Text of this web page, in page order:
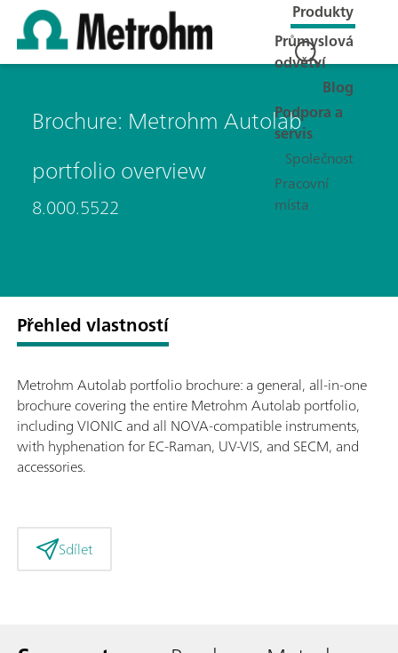
Produkty
Průmyslová
odvětví
Blog
Podpora a
servis
Společnost
Pracovní
místa
Brochure: Metrohm Autolab
portfolio overview
8.000.5522
Přehled vlastností
Metrohm Autolab portfolio brochure: a general, all-in-one
brochure covering the entire Metrohm Autolab portfolio,
including VIONIC and all NOVA-compatible instruments,
with hyphenation for EC-Raman, UV-VIS, and SECM, and
accessories.
Sdílet